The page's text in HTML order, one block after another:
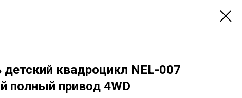
квадроцикл NEL-007
полный привод 4WD